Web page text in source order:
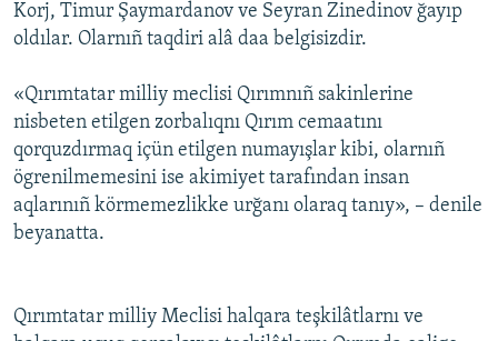
Korj, Timur Şaymardanov ve Seyran Zinedinov ğayıp
oldılar. Olarnıñ taqdiri alâ daa belgisizdir.
«Qırımtatar milliy meclisi Qırımnıñ sakinlerine
nisbeten etilgen zorbalıqnı Qırım cemaatını
qorquzdırmaq içün etilgen numayışlar kibi, olarnıñ
ögrenilmemesini ise akimiyet tarafından insan
aqlarınıñ körmemezlikke urğanı olaraq tanıy», – denile
beyanatta.
Qırımtatar milliy Meclisi halqara teşkilâtlarnı ve